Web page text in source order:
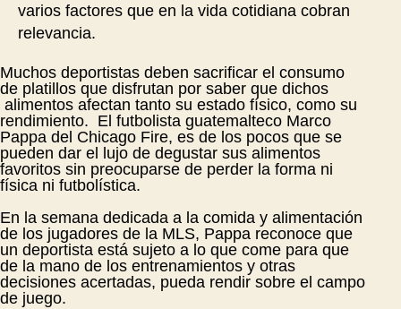
varios factores que en la vida cotidiana cobran
relevancia.
Muchos deportistas deben sacrificar el consumo
de platillos que disfrutan por saber que dichos
alimentos afectan tanto su estado físico, como su
rendimiento. El futbolista guatemalteco Marco
Pappa del Chicago Fire, es de los pocos que se
pueden dar el lujo de degustar sus alimentos
favoritos sin preocuparse de perder la forma ni
física ni futbolística.
En la semana dedicada a la comida y alimentación
de los jugadores de la MLS, Pappa reconoce que
un deportista está sujeto a lo que come para que
de la mano de los entrenamientos y otras
decisiones acertadas, pueda rendir sobre el campo
de juego.